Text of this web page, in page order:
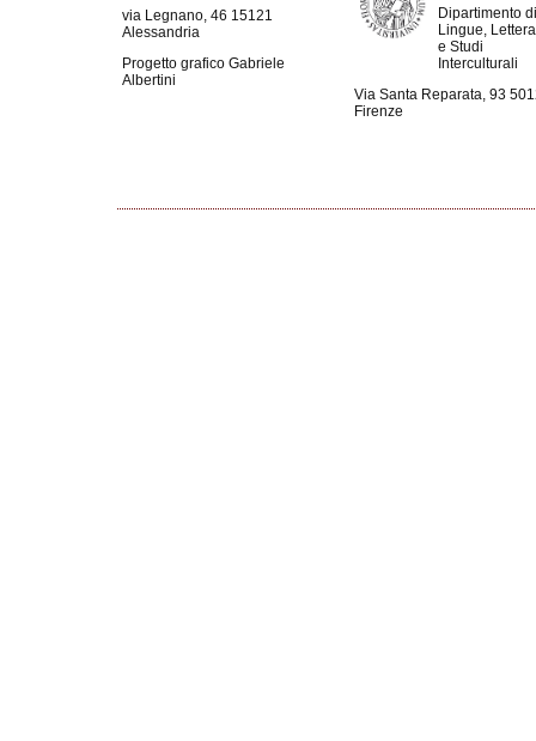
via Legnano, 46 15121
Alessandria
Progetto grafico Gabriele
Albertini
Dipartimento
Lingue,
e Studi
Interculturali
Via Santa Reparata, 93
Firenze